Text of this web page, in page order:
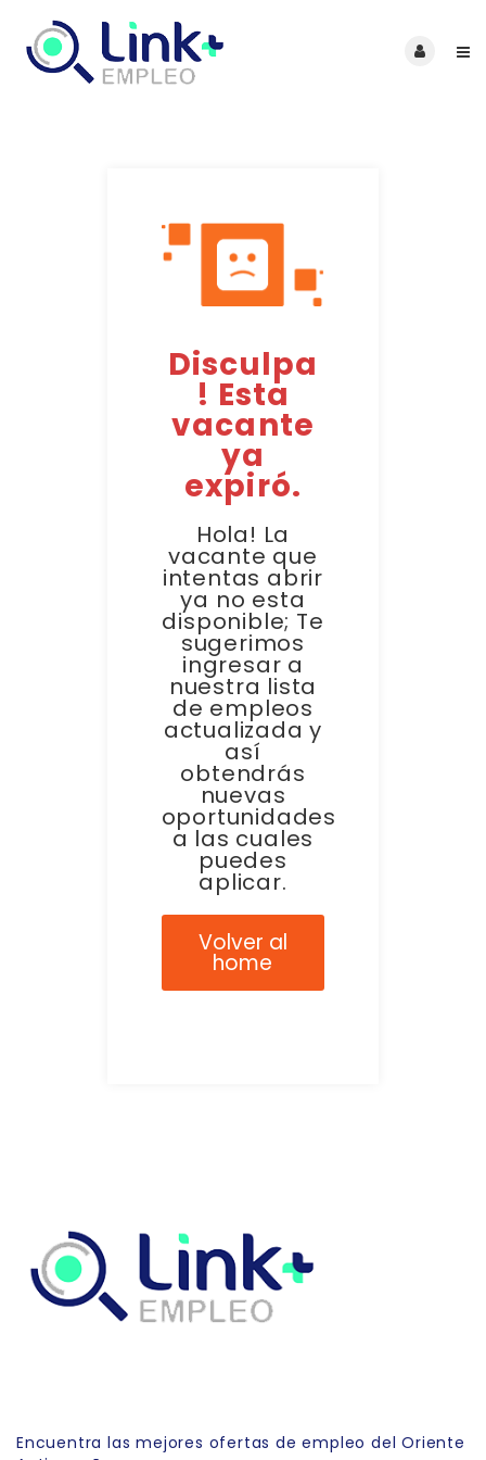
Disculpa
! Esta
vacante
ya
expiró.
Hola! La
vacante que
intentas abrir
ya no esta
disponible; Te
sugerimos
ingresar a
nuestra lista
de empleos
actualizada y
así
obtendrás
nuevas
oportunidades
a las cuales
puedes
aplicar.
Volver al
home
Encuentra las mejores ofertas de empleo del Oriente